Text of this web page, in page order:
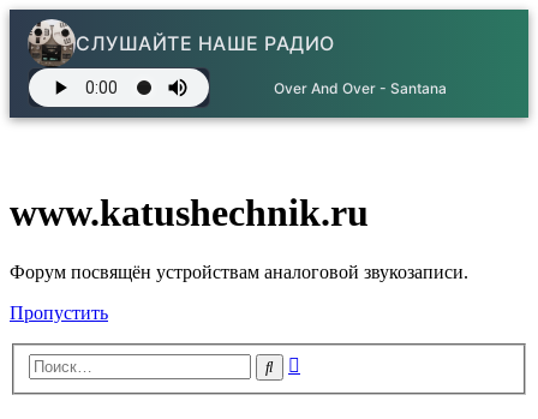
СЛУШАЙТЕ НАШЕ РАДИО
Over And Over - Santana
www.katushechnik.ru
Форум посвящён устройствам аналоговой звукозаписи.
Пропустить
Поиск